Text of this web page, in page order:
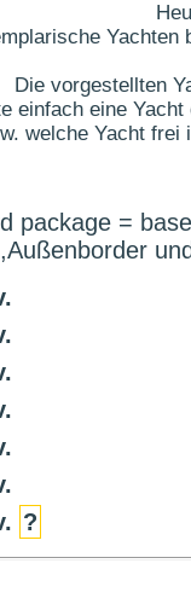
Die vorgestellten
einfach eine
welche Yacht
package =
?